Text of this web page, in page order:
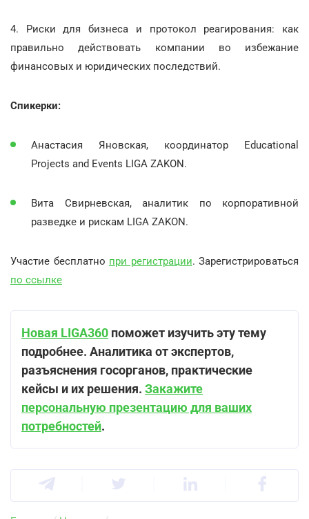
4. Риски для бизнеса и протокол реагирования: как
правильно действовать компании во избежание
финансовых и юридических последствий.
Спикерки:
Анастасия Яновская, координатор Educational
Projects and Events LIGA ZAKON.
Вита Свирневская, аналитик по корпоративной
разведке и рискам LIGA ZAKON.
Участие бесплатно при регистрации. Зарегистрироваться
по ссылке
Новая LIGA360 поможет изучить эту тему
подробнее. Аналитика от экспертов,
разъяснения госорганов, практические
кейсы и их решения. Закажите
персональную презентацию для ваших
потребностей.